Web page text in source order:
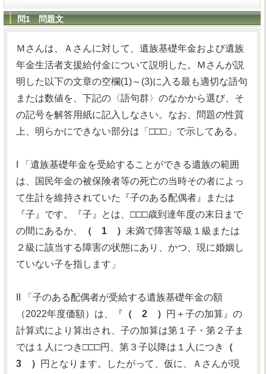
問1 問題文
Ｍさんは、Ａさんに対して、遺族基礎年金および遺族
年金生活者支援給付金について説明した。Ｍさんが説
明した以下の文章の空欄(1)～(3)に入る最も適切な語句
または数値を、下記の〈語句群〉のなかから選び、そ
の記号を解答用紙に記入しなさい。なお、問題の性質
上、明らかにできない部分は「□□□」で示してある。
I 「遺族基礎年金を受給することができる遺族の範囲
は、国民年金の被保険者等の死亡の当時その者によっ
て生計を維持されていた『子のある配偶者』または
『子』です。『子』とは、□□□歳到達年度の末日まで
の間にあるか、
（ 1 ） 未満で障害等級１級または
２級に該当する障害の状態にあり、かつ、現に婚姻し
ていない子を指します」
II 「子のある配偶者が受給する遺族基礎年金の額
（2022年度価額）は、『 （ 2 ）
円＋子の加算』の
計算式により算出され、子の加算は第１子・第２子ま
では１人につき□□□円、第３子以降は１人につき
（
3 ）
円となります。したがって、仮に、Ａさんが現